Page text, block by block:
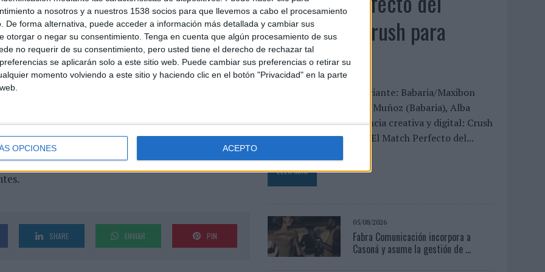
a nosotros y a nuestros 1538 socios para que llevemos a cabo el procesamiento
De forma alternativa, puede acceder a información más detallada y cambiar sus
otorgar o negar su consentimiento. Tenga en cuenta que algún procesamiento de sus
no requerir de su consentimiento, pero usted tiene el derecho de rechazar tal
se aplicarán solo a este sitio web. Puede cambiar sus preferencias o retirar su
momento volviendo a este sitio y haciendo clic en el botón "Privacidad" en la parte
OPCIONES ACEPTO
segundos antes de media que la Generación X.
y puede verse de manera clara en el
prefieren vídeos cortos (de 10 segundos de
en mayor medida que el resto de
la publicidad mejora sensiblemente la actitud de
si tienen la opción de saltar. Así, ocho
comentan que contar con la opción de saltar hace
frente al 45% que opina lo mismo de los
especialmente de formatos como los pre-rolls
SHARE ENVIAR PIN
Verano’, de Crush para
Maxibon
FICHA TÉCNICA Anunciante: Babaria/Maxibon
Contacto cliente: Silvia Muñoz (Babaria), Alba
Rodrigo (Maxibon) Agencia creativa y digital: Crush
Título de la campaña: “El Match Perfecto del...
LEER MÁS
05/08/2026
Fabra Comunicación incorpora a
Casoná y asume la gestión de ...